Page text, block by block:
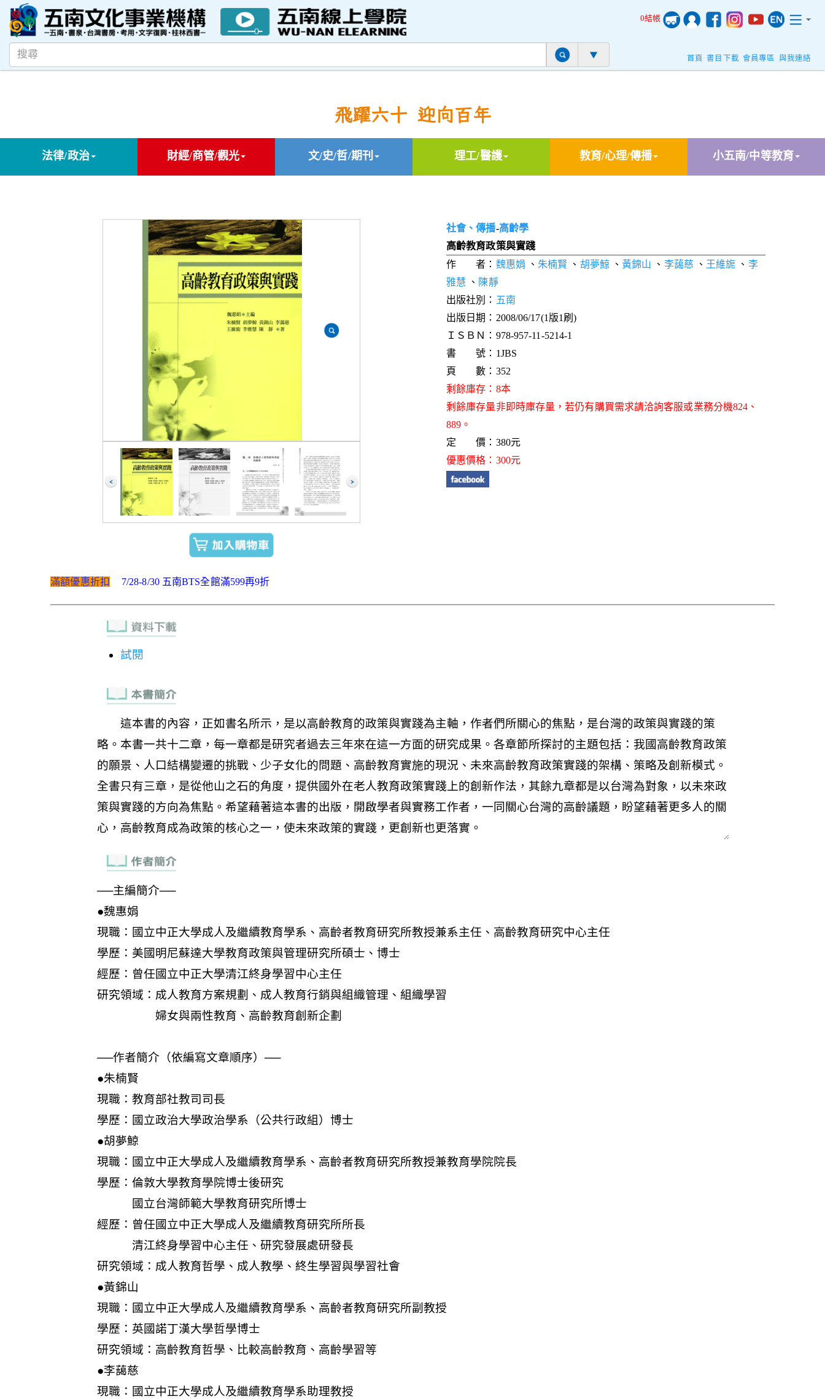
0結帳
首頁 書目下載 會員專區 與我連絡
飛躍六十 迎向百年
法律/政治 財經/商管/觀光 文/史/哲/期刊 理工/醫護 教育/心理/傳播 小五南/中等教育
社會、傳播-高齡學
高齡教育政策與實踐
作 者： 魏惠娟 、 朱楠賢 、 胡夢鯨、 黃錦山 、 李藹慈、 王維旎 、 李
雅慧 、 陳靜
出版社別： 五南
出版日期：2008/06/17(1版1刷)
ＩＳＢＮ：978-957-11-5214-1
書 號：1JBS
頁 數：352
剩餘庫存：8本
剩餘庫存量非即時庫存量，若仍有購買需求請洽詢客服或業務分機824、
889。
定 價：380元
優惠價格：300元
滿額優惠折扣 7/28-8/30 五南BTS全館滿599再9折
試閱